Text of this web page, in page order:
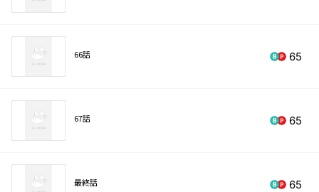
66話 65
67話 65
最終話 65